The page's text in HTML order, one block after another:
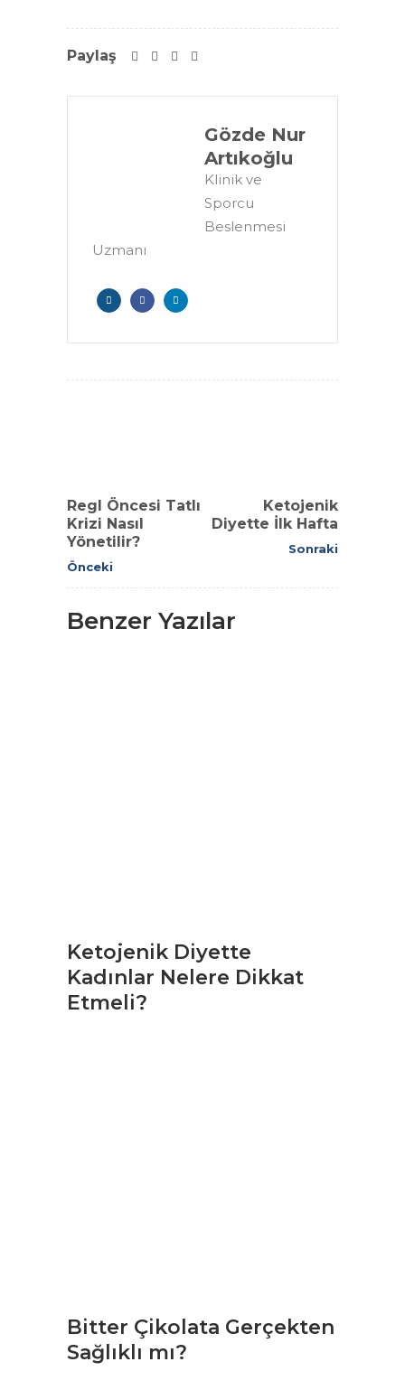
Paylaş
Gözde Nur
Artıkoğlu
Klinik ve
Sporcu
Beslenmesi
Uzmanı
Regl Öncesi Tatlı
Krizi Nasıl
Yönetilir?
Önceki
Ketojenik
Diyette İlk Hafta
Sonraki
Benzer Yazılar
Ketojenik Diyette
Kadınlar Nelere Dikkat
Etmeli?
Bitter Çikolata Gerçekten
Sağlıklı mı?